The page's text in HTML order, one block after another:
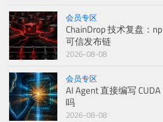
会员专区
ChainDrop 技术复盘：
可信发布链
2026-08-08
会员专区
AI Agent 直接编写
吗
2026-08-08